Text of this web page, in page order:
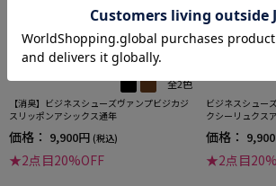
全2色
【消臭】ビジネスシューズヴァンプビジカジ
スリッポンアシックス通年
価格： 9,900円 (税込)
★2点目20%OFF
ビジネスシュー
クシーリュクス
価格：
★2点目